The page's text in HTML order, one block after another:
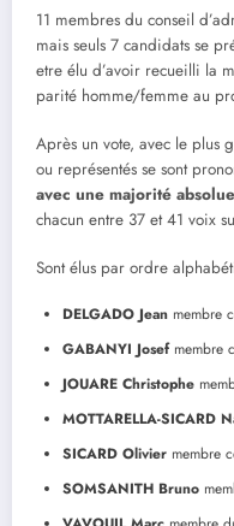
11 membres du conseil
mais seuls 7 candidats se
etre élu d’avoir recueilli la
parité homme/femme au
Après un vote, avec le plus
ou représentés se sont
avec une majorité
chacun entre 37 et 41 voix
Sont élus par ordre
DELGADO Jean membre
GABANYI Josef membre
JOUARE Christophe
MOTTARELLA-SICARD
SICARD Olivier membre
SOMSANITH Bruno